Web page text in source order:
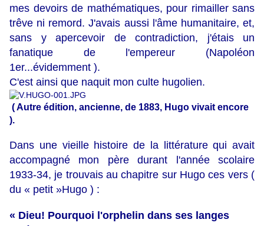
mes devoirs de mathématiques, pour rimailler sans
trêve ni remord. J'avais aussi l'âme humanitaire, et,
sans y apercevoir de contradiction, j'étais un
fanatique de l'empereur (Napoléon
1er...évidemment ).
C'est ainsi que naquit mon culte hugolien.
( Autre édition, ancienne, de 1883, Hugo vivait encore
).
Dans une vieille histoire de la littérature qui avait
accompagné mon père durant l'année scolaire
1933-34, je trouvais au chapitre sur Hugo ces vers (
du « petit »Hugo ) :
« Dieu! Pourquoi l'orphelin dans ses langes